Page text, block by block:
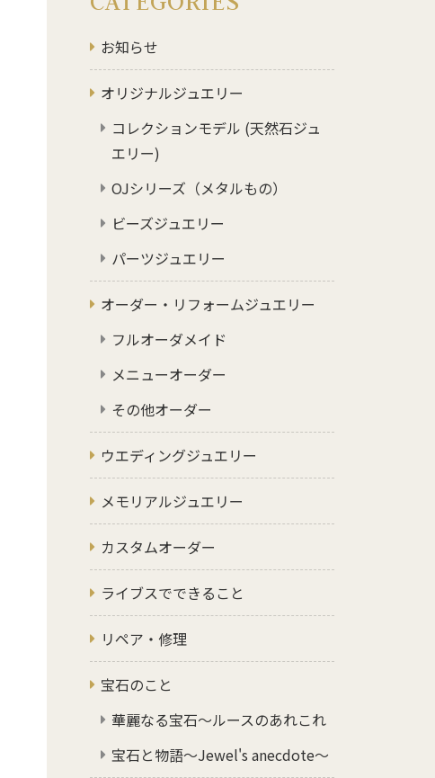
お知らせ
オリジナルジュエリー
コレクションモデル (天然石ジュ
エリー)
OJシリーズ（メタルもの）
ビーズジュエリー
パーツジュエリー
オーダー・リフォームジュエリー
フルオーダメイド
メニューオーダー
その他オーダー
ウエディングジュエリー
メモリアルジュエリー
カスタムオーダー
ライブスでできること
リペア・修理
宝石のこと
華麗なる宝石～ルースのあれこれ
宝石と物語～Jewel's anecdote～